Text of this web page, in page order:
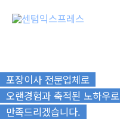
건
너
뛰
기
포장이사 전문업체로
오랜경험과 축적된 노하우로
만족드리겠습니다.